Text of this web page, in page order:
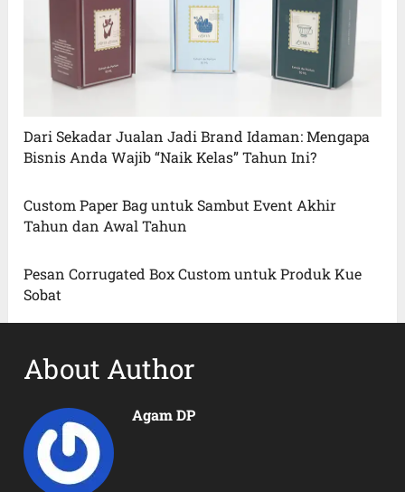
Dari Sekadar Jualan Jadi Brand Idaman: Mengapa
Bisnis Anda Wajib “Naik Kelas” Tahun Ini?
Custom Paper Bag untuk Sambut Event Akhir
Tahun dan Awal Tahun
Pesan Corrugated Box Custom untuk Produk Kue
Sobat
About Author
Agam DP